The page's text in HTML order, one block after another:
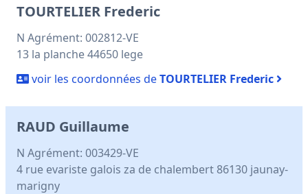
TOURTELIER Frederic
N Agrément: 002812-VE
13 la planche 44650 lege
voir les coordonnées deTOURTELIER Frederic
RAUD Guillaume
N Agrément: 003429-VE
4 rue evariste galois za de chalembert 86130 jaunay-
marigny